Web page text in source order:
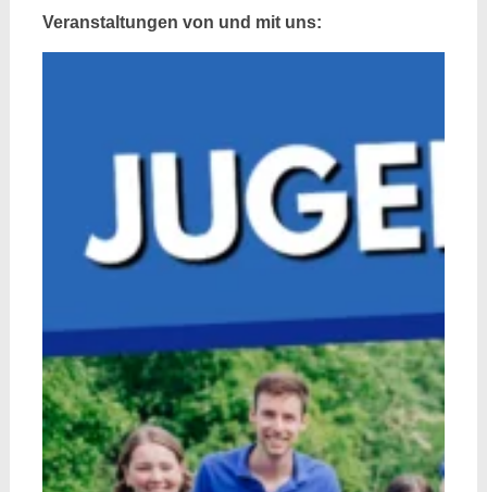
Veranstaltungen von und mit uns: